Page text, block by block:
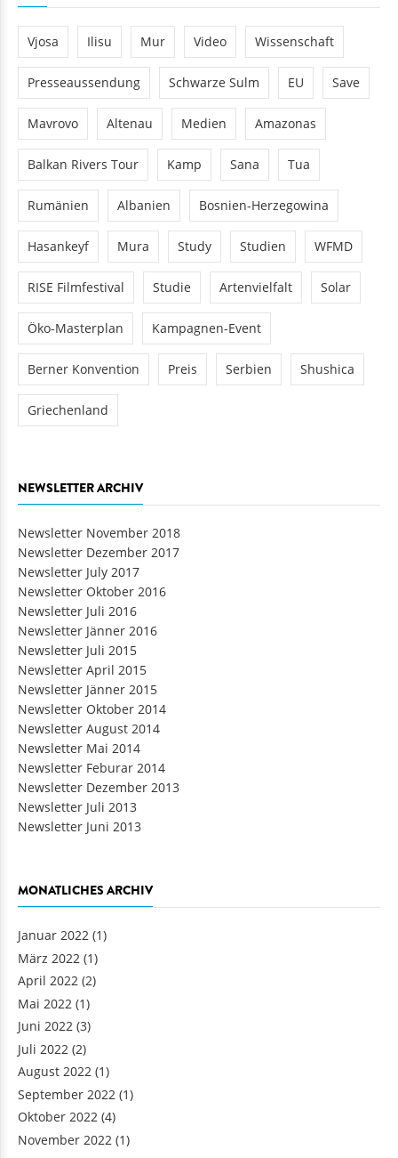
Vjosa Ilisu Mur Video Wissenschaft
Presseaussendung Schwarze Sulm EU Save
Mavrovo Altenau Medien Amazonas
Balkan Rivers Tour Kamp Sana Tua
Rumänien Albanien Bosnien-Herzegowina
Hasankeyf Mura Study Studien WFMD
RISE Filmfestival Studie Artenvielfalt Solar
Öko-Masterplan Kampagnen-Event
Berner Konvention Preis Serbien Shushica
Griechenland
NEWSLETTER ARCHIV
Newsletter November 2018
Newsletter Dezember 2017
Newsletter July 2017
Newsletter Oktober 2016
Newsletter Juli 2016
Newsletter Jänner 2016
Newsletter Juli 2015
Newsletter April 2015
Newsletter Jänner 2015
Newsletter Oktober 2014
Newsletter August 2014
Newsletter Mai 2014
Newsletter Feburar 2014
Newsletter Dezember 2013
Newsletter Juli 2013
Newsletter Juni 2013
MONATLICHES ARCHIV
Januar 2022 (1)
März 2022 (1)
April 2022 (2)
Mai 2022 (1)
Juni 2022 (3)
Juli 2022 (2)
August 2022 (1)
September 2022 (1)
Oktober 2022 (4)
November 2022 (1)